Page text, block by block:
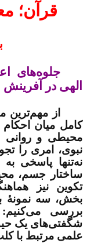
قرآن؛
جلوه‌های
الهی در آفرینش
از مهم‌ترین
کامل میان
محیطی و روانی
نبوی، امری را
نه‌تنها پاسخی به
ساختار جسم،
تکوین نیز
بخش، سه نمونۀ
بررسی
شگفتی‌های یک
علمی مرتبط با